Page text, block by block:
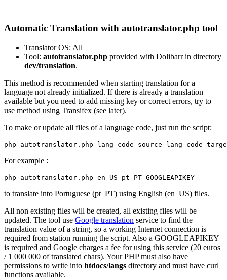
Automatic Translation with autotranslator.php tool
Translator OS: All
Tool: autotranslator.php provided with Dolibarr in directory
dev/translation.
This method is recommended when starting translation for a
language not already initialized. If there is already a translation
available but you need to add missing key or correct errors, try to
use method using Transifex (see later).
To make or update all files of a language code, just run the script:
For example :
to translate into Portuguese (pt_PT) using English (en_US) files.
All non existing files will be created, all existing files will be
updated. The tool use Google translation service to find the
translation value of a string, so a working Internet connection is
required from station running the script. Also a GOOGLEAPIKEY
is required and Google charges a fee for using this service (20 euros
/ 1 000 000 of translated chars). Your PHP must also have
permissions to write into htdocs/langs directory and must have curl
functions available.